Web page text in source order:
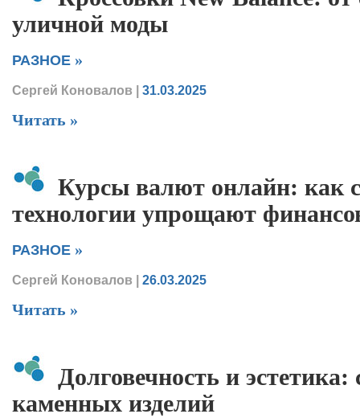
уличной моды
РАЗНОЕ »
Сергей Коновалов | 31.03.2025
Читать »
Курсы валют онлайн: как
технологии упрощают
РАЗНОЕ »
Сергей Коновалов | 26.03.2025
Читать »
Долговечность и эстетика:
каменных изделий